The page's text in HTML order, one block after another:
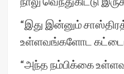
“இது இன்னும்
உள்ளவங்களோட
“அந்த நம்பிக்கை